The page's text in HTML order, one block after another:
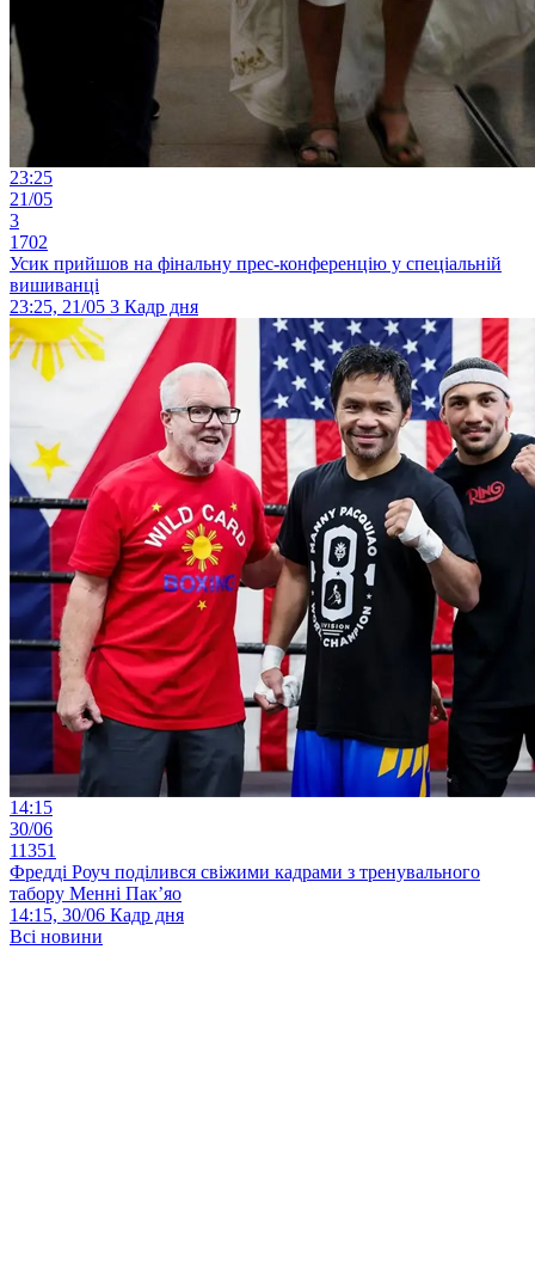
23:25
21/05
3
1702
Усик прийшов на фінальну прес-конференцію у спеціальній
вишиванці
23:25, 21/05 3 Кадр дня
14:15
30/06
11351
Фредді Роуч поділився свіжими кадрами з тренувального
табору Менні Пак’яо
14:15, 30/06 Кадр дня
Всі новини